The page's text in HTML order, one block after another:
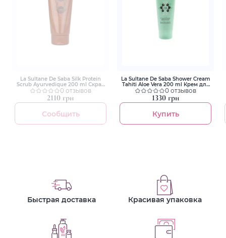
La Sultane De Saba Silk Protein
Scrub Ayurvedique 200 ml Скраб
для тела шелковый
Аюрведический
0 отзывов
2110 грн
Сообщить
La Sultane De Saba Shower Cream
Tahiti Aloe Vera 200 ml Крем для
душа Tahiti Aloe Vera
0 отзывов
1330 грн
Купить
Быстрая доставка Красивая упаковка